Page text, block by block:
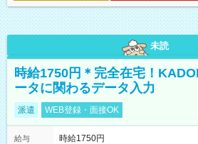
未読
時給1750円＊完全在宅！
ータに関わるデータ入力
派遣 WEB登録・面接OK
給与
時給1750円